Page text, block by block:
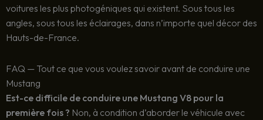
voitures les plus photogéniques qui existent. Sous tous les
angles, sous tous les éclairages, dans n’importe quel décor des
Hauts-de-France.
FAQ — Tout ce que vous voulez savoir avant de conduire une
Mustang
Est-ce difficile de conduire une Mustang V8 pour la
première fois ? Non, à condition d’aborder le véhicule avec